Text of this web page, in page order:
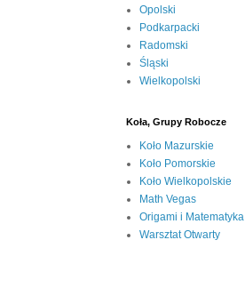
Opolski
Podkarpacki
Radomski
Śląski
Wielkopolski
Koła, Grupy Robocze
Koło Mazurskie
Koło Pomorskie
Koło Wielkopolskie
Math Vegas
Origami i Matematyka
Warsztat Otwarty